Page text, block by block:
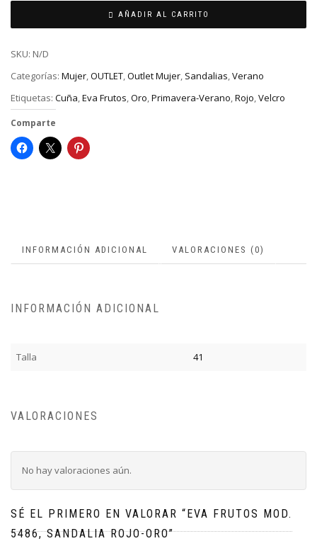
AÑADIR AL CARRITO
SKU: N/D
Categorías: Mujer,OUTLET,Outlet Mujer, Sandalias,Verano
Etiquetas: Cuña,Eva Frutos,Oro,Primavera-Verano,Rojo,Velcro
Comparte
INFORMACIÓN ADICIONAL VALORACIONES (0)
INFORMACIÓN ADICIONAL
Talla 41
VALORACIONES
No hay valoraciones aún.
SÉ EL PRIMERO EN VALORAR “EVA FRUTOS MOD.
5486, SANDALIA ROJO-ORO”